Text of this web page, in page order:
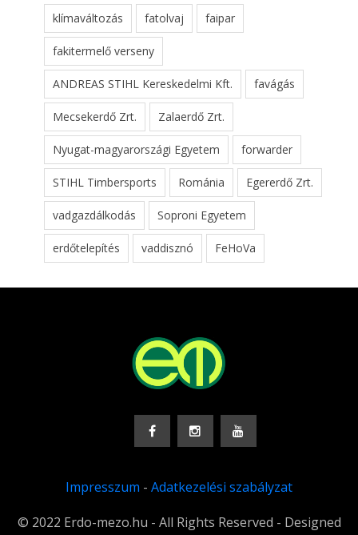
klímaváltozás fatolvaj faipar
fakitermelő verseny
ANDREAS STIHL Kereskedelmi Kft. favágás
Mecsekerdő Zrt. Zalaerdő Zrt.
Nyugat-magyarországi Egyetem forwarder
STIHL Timbersports Románia Egererdő Zrt.
vadgazdálkodás Soproni Egyetem
erdőtelepítés vaddisznó FeHoVa
Impresszum - Adatkezelési szabályzat
© 2022 Erdo-mezo.hu - All Rights Reserved - Designed